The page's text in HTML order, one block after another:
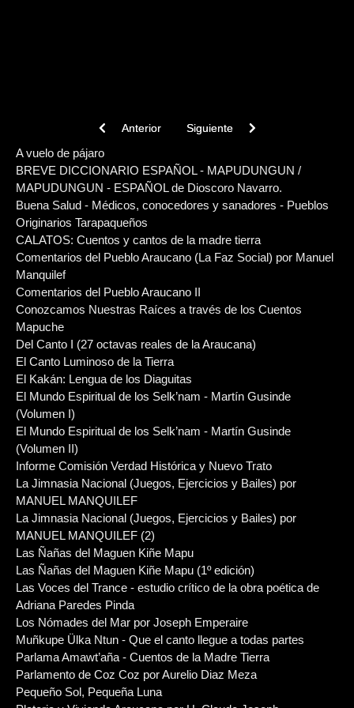
Previous article: La Jimnasia Nacional (Juegos,
Anterior Next article: Los Nómades del
Siguiente
A vuelo de pájaro
BREVE DICCIONARIO ESPAÑOL - MAPUDUNGUN /
MAPUDUNGUN - ESPAÑOL de Dioscoro Navarro.
Buena Salud - Médicos, conocedores y sanadores - Pueblos
Originarios Tarapaqueños
CALATOS: Cuentos y cantos de la madre tierra
Comentarios del Pueblo Araucano (La Faz Social) por Manuel
Manquilef
Comentarios del Pueblo Araucano II
Conozcamos Nuestras Raíces a través de los Cuentos
Mapuche
Del Canto I (27 octavas reales de la Araucana)
El Canto Luminoso de la Tierra
El Kakán: Lengua de los Diaguitas
El Mundo Espiritual de los Selk’nam - Martín Gusinde
(Volumen I)
El Mundo Espiritual de los Selk’nam - Martín Gusinde
(Volumen II)
Informe Comisión Verdad Histórica y Nuevo Trato
La Jimnasia Nacional (Juegos, Ejercicios y Bailes) por
MANUEL MANQUILEF
La Jimnasia Nacional (Juegos, Ejercicios y Bailes) por
MANUEL MANQUILEF (2)
Las Ñañas del Maguen Kiñe Mapu
Las Ñañas del Maguen Kiñe Mapu (1º edición)
Las Voces del Trance - estudio crítico de la obra poética de
Adriana Paredes Pinda
Los Nómades del Mar por Joseph Emperaire
Muñkupe Ülka Ntun - Que el canto llegue a todas partes
Parlama Amawt’aña - Cuentos de la Madre Tierra
Parlamento de Coz Coz por Aurelio Diaz Meza
Pequeño Sol, Pequeña Luna